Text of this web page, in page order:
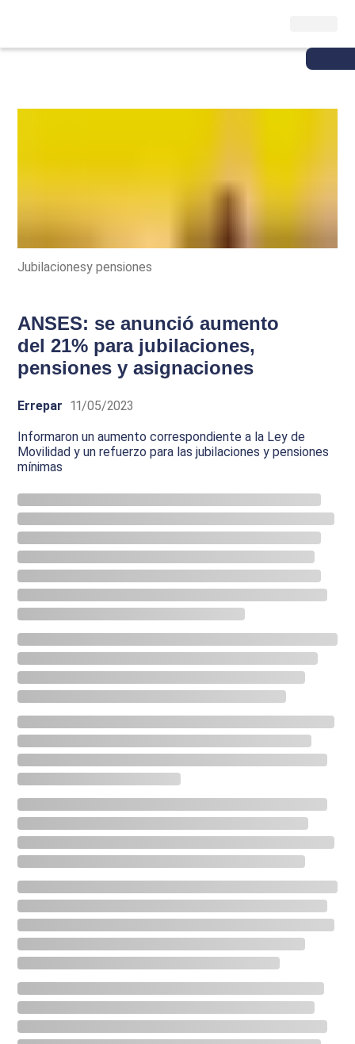
Jubilacionesy pensiones
ANSES: se anunció aumento
del 21% para jubilaciones,
pensiones y asignaciones
Errepar 11/05/2023
Informaron un aumento correspondiente a la Ley de
Movilidad y un refuerzo para las jubilaciones y pensiones
mínimas